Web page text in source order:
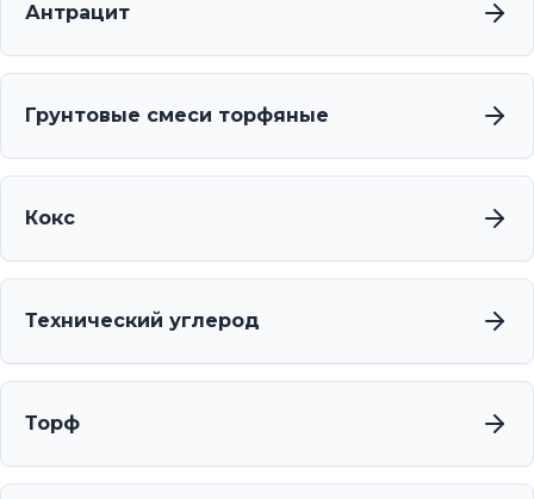
Антрацит
Грунтовые смеси торфяные
Кокс
Технический углерод
Торф